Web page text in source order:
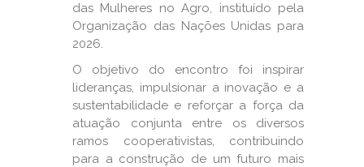
das Mulheres no Agro, instituído pela
Organização das Nações Unidas para
2026.
O objetivo do encontro foi inspirar
lideranças, impulsionar a inovação e a
sustentabilidade e reforçar a força da
atuação conjunta entre os diversos
ramos cooperativistas, contribuindo
para a construção de um futuro mais